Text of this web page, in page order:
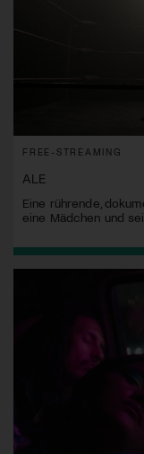
FREE-STREAMING
ALE
Eine rührende,
eine Mädchen und